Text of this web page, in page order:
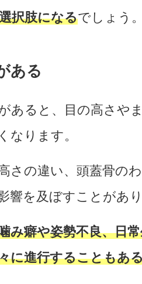
択肢になるでしょう
ある
あると、目の高さや
なります。
さの違い、頭蓋骨の
響を及ぼすことがあ
み癖や姿勢不良、日
に進行することもあ